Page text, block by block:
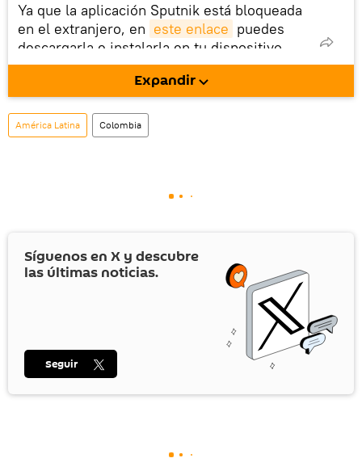
Ya que la aplicación Sputnik está bloqueada
en el extranjero, en este enlace puedes
descargarla e instalarla en tu dispositivo
móvil (¡solo para Android!).
También tenemos una cuenta en la red
social rusa VK .
Expandir
América Latina Colombia
Síguenos en X y descubre
las últimas noticias.
Seguir